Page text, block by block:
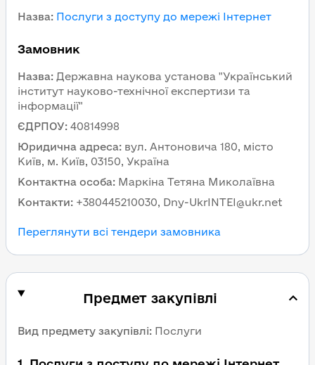
Назва: Послуги з доступу до мережі Інтернет
Замовник
Назва: Державна наукова установа "Український
інститут науково-технічної експертизи та
інформації"
ЄДРПОУ: 40814998
Юридична адреса: вул. Антоновича 180, місто
Київ, м. Київ, 03150, Україна
Контактна особа: Маркіна Тетяна Миколаївна
Контакти: +380445210030, Dny-UkrINTEI@ukr.net
Переглянути всі тендери замовника
Предмет закупівлі
Вид предмету закупівлі: Послуги